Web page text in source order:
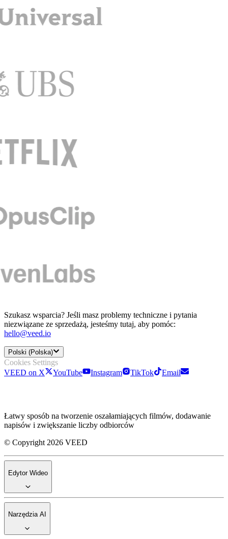
Szukasz wsparcia? Jeśli masz problemy techniczne i pytania
niezwiązane ze sprzedażą, jesteśmy tutaj, aby pomóc:
hello@veed.io
Polski (Polska)
Cookies Settings
VEED on X
YouTube Instagram TikTok Email
Łatwy sposób na tworzenie oszałamiających filmów, dodawanie
napisów i zwiększanie liczby odbiorców
© Copyright 2026 VEED
Edytor Wideo
Narzędzia AI